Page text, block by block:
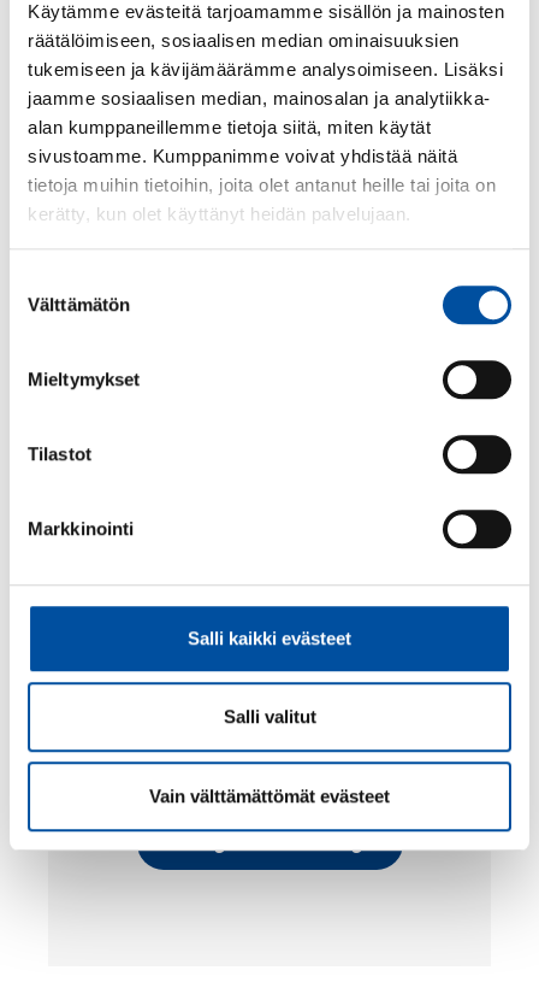
Käytämme evästeitä tarjoamamme sisällön ja mainosten
räätälöimiseen, sosiaalisen median ominaisuuksien
tukemiseen ja kävijämäärämme analysoimiseen. Lisäksi
jaamme sosiaalisen median, mainosalan ja analytiikka-
alan kumppaneillemme tietoja siitä, miten käytät
sivustoamme. Kumppanimme voivat yhdistää näitä
tietoja muihin tietoihin, joita olet antanut heille tai joita on
kerätty, kun olet käyttänyt heidän palvelujaan.
valinta
Välttämätön
Mieltymykset
Tilastot
Markkinointi
Salli kaikki evästeet
Salli valitut
Vain välttämättömät evästeet
Hjälp en vän att gå med. Det enklaste sättet att
ansluta sig är på nätet , men du kan också beställa
en anslutningsblankett i pappersform.
Markera dig själv som rekryterare. Ange ditt
namn, medlemsnummer och e-postadress i fältet
på anslutningsblanketten. Be den som ansluter
sig att utan dröjsmål skicka pappersblanketten till
SuPers medlemsenhet. Adressen finns på
vidarebefordras automatiskt.
via e-post, så
se till att dina medlemsuppgifter i
Håll också ett öga på din
skräppost, presentkortet kan felaktigt ha hamnat
där. Observera att det under rusningstider kan
Lös in ditt presentkort.
Byt ut presentkortet mot
ett eller flera valfria varumärkes presentkort eller
presentprodukter. Närmare instruktioner finns på
GoGifts webbplats.
Change cookie settings